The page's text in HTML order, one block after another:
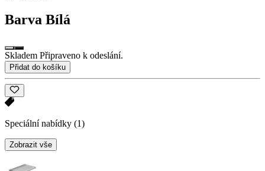
Barva Bílá
Skladem Připraveno k odeslání.
Přidat do košíku
Speciální nabídky (1)
Zobrazit vše